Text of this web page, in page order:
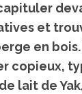
et
en bois.
copieux,
lait de